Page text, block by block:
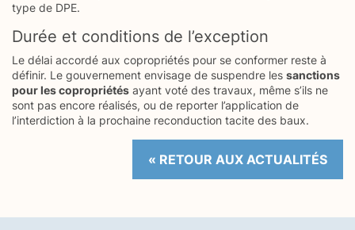
type de DPE.
Durée et conditions de l’exception
Le délai accordé aux copropriétés pour se conformer reste à
définir. Le gouvernement envisage de suspendre les sanctions
pour les copropriétés ayant voté des travaux, même s’ils ne
sont pas encore réalisés, ou de reporter l’application de
l’interdiction à la prochaine reconduction tacite des baux.
« RETOUR AUX ACTUALITÉS